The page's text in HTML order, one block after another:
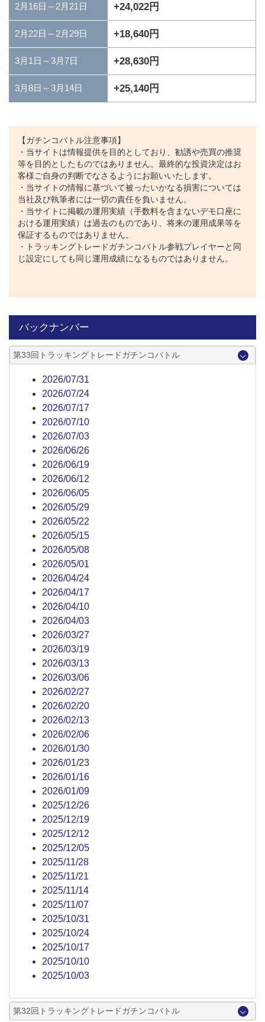
2月16日～2月21日 +24,022円
2月22日～2月29日 +18,640円
3月1日～3月7日 +28,630円
3月8日～3月14日 +25,140円
【ガチンコバトル注意事項】
・当サイトは情報提供を目的としており、勧誘や売買の推奨
等を目的としたものではありません。最終的な投資決定はお
客様ご自身の判断でなさるようにお願いいたします。
・当サイトの情報に基づいて被ったいかなる損害については
当社及び執筆者には一切の責任を負いません。
・当サイトに掲載の運用実績（手数料を含まないデモ口座に
おける運用実績）は過去のものであり、将来の運用成果等を
保証するものではありません。
・トラッキングトレードガチンコバトル参戦プレイヤーと同
じ設定にしても同じ運用成績になるものではありません。
バックナンバー
第33回トラッキングトレードガチンコバトル
2026/07/31
2026/07/24
2026/07/17
2026/07/10
2026/07/03
2026/06/26
2026/06/19
2026/06/12
2026/06/05
2026/05/29
2026/05/22
2026/05/15
2026/05/08
2026/05/01
2026/04/24
2026/04/17
2026/04/10
2026/04/03
2026/03/27
2026/03/19
2026/03/13
2026/03/06
2026/02/27
2026/02/20
2026/02/13
2026/02/06
2026/01/30
2026/01/23
2026/01/16
2026/01/09
2025/12/26
2025/12/19
2025/12/12
2025/12/05
2025/11/28
2025/11/21
2025/11/14
2025/11/07
2025/10/31
2025/10/24
2025/10/17
2025/10/10
2025/10/03
第32回トラッキングトレードガチンコバトル